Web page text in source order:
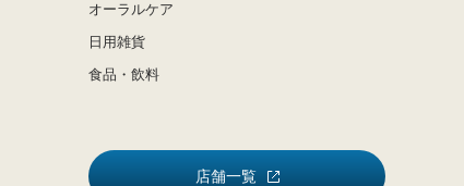
オーラルケア
日用雑貨
食品・飲料
店舗一覧